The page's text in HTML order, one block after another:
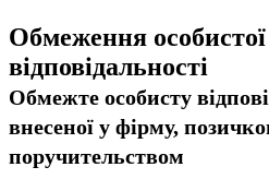
Обмеження особистої
відповідальності
Обмежте особисту
внесеної у фірму,
поручительством